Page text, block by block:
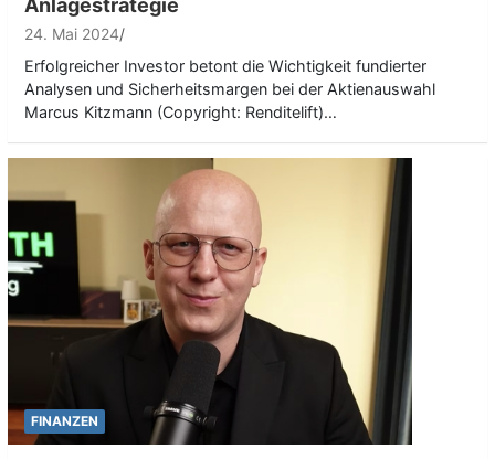
Anlagestrategie
24. Mai 2024
Erfolgreicher Investor betont die Wichtigkeit fundierter
Analysen und Sicherheitsmargen bei der Aktienauswahl
Marcus Kitzmann (Copyright: Renditelift)…
FINANZEN